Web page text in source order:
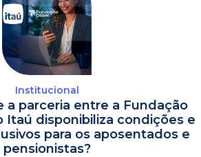
Institucional
a parceria entre a Fundação
Itaú disponibiliza condições e
para os aposentados e
pensionistas?